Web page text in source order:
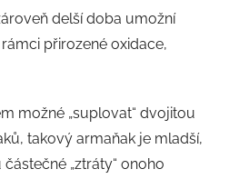
delší doba umožní
přirozené oxidace,
možné „suplovat“ dvojitou
takový armaňak je mladší,
„ztráty“ onoho